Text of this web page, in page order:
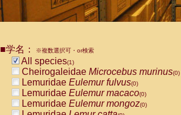
■学名： ※複数選択可・or検索
All species(1)
Cheirogaleidae Microcebus murinus(0)
Lemuridae Eulemur fulvus(0)
Lemuridae Eulemur macaco(0)
Lemuridae Eulemur mongoz(0)